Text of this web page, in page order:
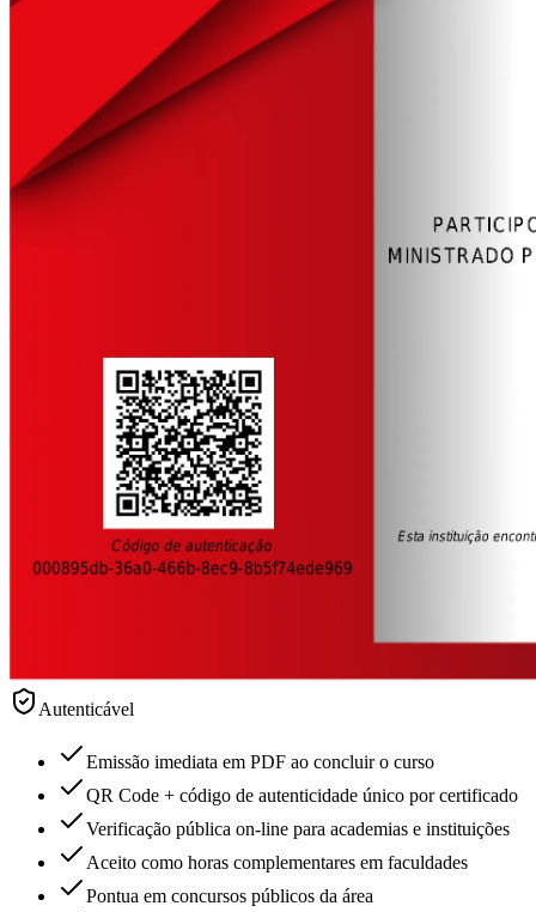
Autenticável
Emissão imediata em PDF ao concluir o curso
QR Code + código de autenticidade único por certificado
Verificação pública on-line para academias e instituições
Aceito como horas complementares em faculdades
Pontua em concursos públicos da área